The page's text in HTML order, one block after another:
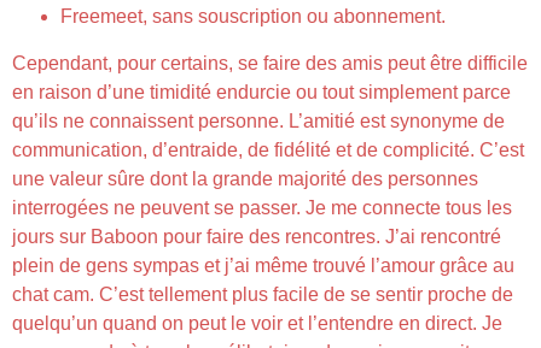
Freemeet, sans souscription ou abonnement.
Cependant, pour certains, se faire des amis peut être difficile
en raison d’une timidité endurcie ou tout simplement parce
qu’ils ne connaissent personne. L’amitié est synonyme de
communication, d’entraide, de fidélité et de complicité. C’est
une valeur sûre dont la grande majorité des personnes
interrogées ne peuvent se passer. Je me connecte tous les
jours sur Baboon pour faire des rencontres. J’ai rencontré
plein de gens sympas et j’ai même trouvé l’amour grâce au
chat cam. C’est tellement plus facile de se sentir proche de
quelqu’un quand on peut le voir et l’entendre en direct. Je